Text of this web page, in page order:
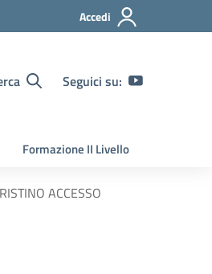
Accedi
Seguici su:
Formazione II Livello
ACCESSO